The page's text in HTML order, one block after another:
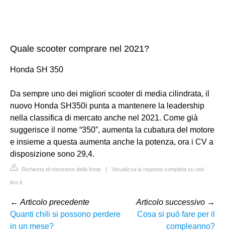
Quale scooter comprare nel 2021?
Honda SH 350
Da sempre uno dei migliori scooter di media cilindrata, il
nuovo Honda SH350i punta a mantenere la leadership
nella classifica di mercato anche nel 2021. Come già
suggerisce il nome “350”, aumenta la cubatura del motore
e insieme a questa aumenta anche la potenza, ora i CV a
disposizione sono 29,4.
Richiesta di rimozione della fonte | Visualizza la risposta completa su red-
live.it
← Articolo precedente
Quanti chili si possono perdere
in un mese?
Articolo successivo →
Cosa si può fare per il
compleanno?